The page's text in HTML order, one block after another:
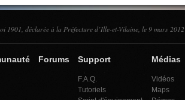
1901, déclarée à la Préfecture d’Ille-et-Vilaine, le 9 mars 2012
Forums Support
F.A.Q.
Tutoriels
Médias
Vidéos
Maps